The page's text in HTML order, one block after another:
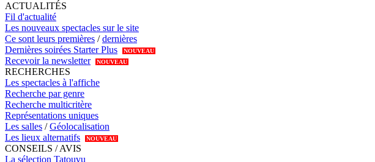
ACTUALITÉS
Fil d'actualité
Les nouveaux spectacles sur le site
Ce sont leurs premières /dernières
Dernières soirées Starter Plus
NOUVEAU
Recevoir la newsletter NOUVEAU
RECHERCHES
Les spectacles à l'affiche
Recherche par genre
Recherche multicritère
Représentations uniques
Les salles /Géolocalisation
Les lieux alternatifs
NOUVEAU
CONSEILS / AVIS
La sélection Tatouvu